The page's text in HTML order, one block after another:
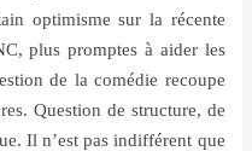
optimisme sur la récente
plus promptes à aider les
de la comédie recoupe
Question de structure, de
Il n’est pas indifférent que